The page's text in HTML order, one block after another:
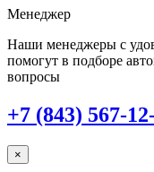
Менеджер
Наши менеджеры с
помогут в подборе
вопросы
+7 (843) 567-
×